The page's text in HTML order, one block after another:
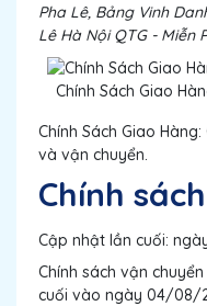
Pha Lê, Bảng Vinh
Lê Hà Nội QTG - Miễn
Chính Sách Giao
Chính Sách Giao
và vận chuyển.
Chính
Cập nhật lần cuối:
Chính sách vận
cuối vào ngày 04/08/